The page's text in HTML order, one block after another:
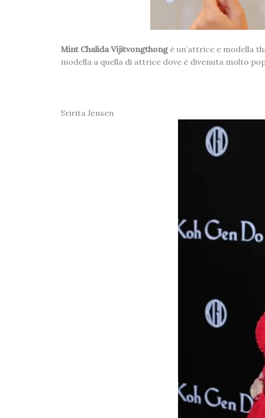
Mint Chalida Vijitvongthongè un’attrice e modella
modella a quella di attrice dove è divenuta molto
Sririta Jensen